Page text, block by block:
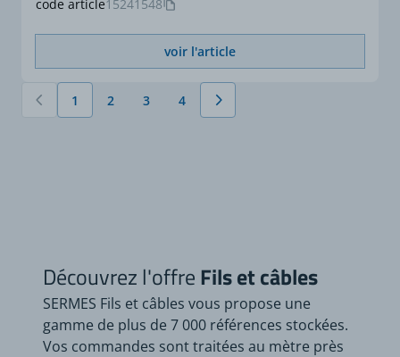
code article15241548
voir l'article
Vous lisez actuellement la page
1 Page
2 Page
3 Page
4
Découvrez l'offreFils et câbles
SERMES Fils et câbles vous propose une
gamme de plus de 7 000 références stockées.
Vos commandes sont traitées au mètre près